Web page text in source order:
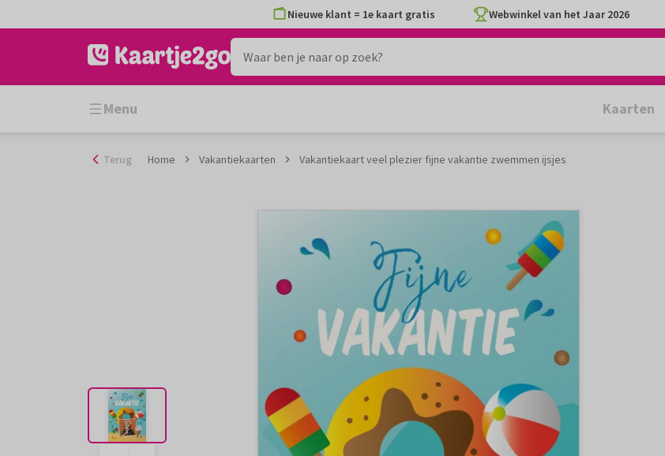
naar
Nieuwe klant = 1e kaart gratis Webwinkel van het Jaar 2026
Menu Kaarten
Terug Home Vakantiekaarten Vakantiekaart veel plezier fijne vakantie zwemmen ijsjes